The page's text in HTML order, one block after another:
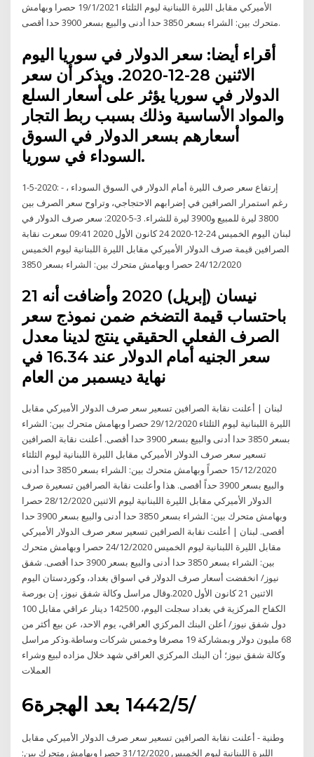
الأميركي مقابل الليرة اللبنانية ليوم الثلثاء 19/1/2021 حصرا وبهامش
متحرك بين: الشراء بسعر 3850 حدا أدنى والبيع بسعر 3900 حدا أقصى.
أقراء أيضا: سعر الدولار في سوريا اليوم
الاثنين 28-12-2020. ويذكر أن سعر
الدولار في سوريا يؤثر على أسعار السلع
والمواد الأساسية وذلك بسبب ربط التجار
أسعارهم بسعر الدولار في السوق
السوداء في سوريا.
1-5-2020: - إرتفاع سعر صرف الليرة أمام الدولار في السوق السوداء ،
رغم استمرار الصرافين في إضرابهم الاحتجاجي، وتراوح سعر الصرف بين
3800 ليرة للمبيع و3900 ليرة للشراء. 3-5-2020: سعر صرف الدولار في
لبنان اليوم الخميس 24-12-2020 24 كانون الأول 2020 09:41 سعرت نقابة
الصرافين قيمة صرف الدولار الأميركي مقابل الليرة اللبنانية ليوم الخميس
24/12/2020 حصرا وبهامش متحرك بين: الشراء بسعر 3850
21 نيسان (إبريل) 2020 وأضافت أنه
باحتساب قيمة التضخم ضمن نموذج سعر
الصرف الفعلي الحقيقي ينتج لدينا معدل
سعر الجنيه أمام الدولار عند 16.34 في
لبنان | أعلنت نقابة الصرافين تسعير سعر صرف الدولار الأميركي مقابل
الليرة اللبنانية ليوم الثلثاء 29/12/2020 حصرا وبهامش متحرك بين: الشراء
بسعر 3850 حدا أدنى والبيع بسعر 3900 حدا أقصى. أعلنت نقابة الصرافين
تسعير سعر صرف الدولار الأميركي مقابل الليرة اللبنانية ليوم الثلثاء
15/12/2020 حصراً وبهامش متحرك بين: الشراء بسعر 3850 حدا أدنى
والبيع بسعر 3900 حداً أقصى. هذا وأعلنت نقابة الصرافين تسعيرة صرف
الدولار الأميركي مقابل الليرة اللبنانية ليوم الاثنين 28/12/2020 حصرا
وبهامش متحرك بين: الشراء بسعر 3850 حدا أدنى والبيع بسعر 3900 حدا
أقصى. لبنان | أعلنت نقابة الصرافين تسعير سعر صرف الدولار الأميركي
مقابل الليرة اللبنانية ليوم الخميس 24/12/2020 حصرا وبهامش متحرك
بين: الشراء بسعر 3850 حدا أدنى والبيع بسعر 3900 حدا أقصى. شفق
نيوز/ انخفضت أسعار صرف الدولار في اسواق بغداد، وكوردستان اليوم
الاثنين 21 كانون الأول 2020.وقال مراسل وكالة شفق نيوز، إن بورصة
الكفاح المركزية في بغداد سجلت اليوم، 142500 دينار عراقي مقابل 100
دول شفق نيوز/ أعلن البنك المركزي العراقي، يوم الاحد، عن بيع أكثر من
68 مليون دولار وبمشاركة 19 مصرفا وخمس شركات وساطة.وذكر مراسل
وكالة شفق نيوز؛ أن البنك المركزي العراقي شهد خلال مزاده لبيع وشراء
العملات
6‏‏/5‏‏/1442 بعد الهجرة
وطنية - أعلنت نقابة الصرافين تسعير سعر صرف الدولار الأميركي مقابل
الليرة اللبنانية ليوم الخميس 31/12/2020 حصرا وبهامش متحرك بين: